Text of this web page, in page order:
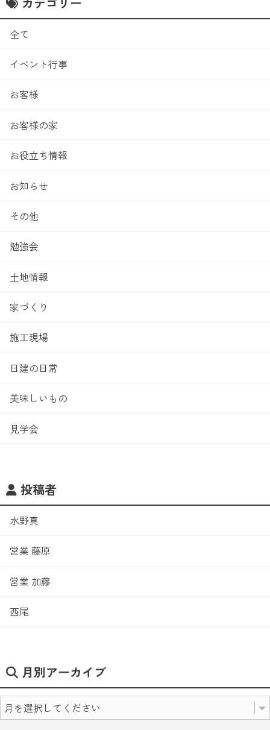
全て
イベント行事
お客様
お客様の家
お役立ち情報
お知らせ
その他
勉強会
土地情報
家づくり
施工現場
日建の日常
美味しいもの
見学会
投稿者
水野真
営業 藤原
営業 加藤
西尾
月別アーカイブ